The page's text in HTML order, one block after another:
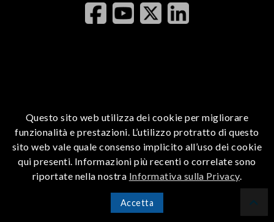
Questo sito web utilizza dei cookie per migliorare
funzionalità e prestazioni. L’utilizzo protratto di questo
sito web vale quale consenso implicito all’uso dei cookie
qui presenti. Informazioni più recenti o correlate sono
riportate nella nostra Informativa sulla Privacy.
Accetta